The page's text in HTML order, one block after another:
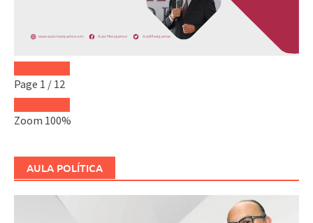
Page 1 / 12
Zoom 100%
AULA POLÍTICA